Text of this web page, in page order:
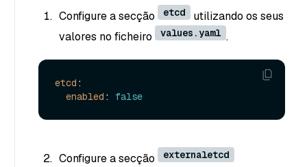
Configure a secção etcd
utilizando os seus
valores no ficheiro
values.yaml .
etcd :
enabled : false
Configure a secção externaletcd